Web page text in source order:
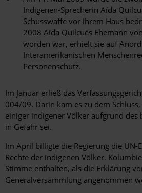
Indigenen-Sprecherin Aída
Schusswaffe vor ihrem Haus
2008 Aída Quilcués Ehemann
worden war, erhielt sie auf
Interamerikanischen
Personenschutz.
Im Januar erließ das
004/09. Darin kam es zu dem
einiger indigener Völker aufgrund
in Gefahr sei.
Im April billigte die Regierung die UN-
Rechte der indigenen Völker.
Stimme enthalten, als die Erklärung
Generalversammlung angenommen